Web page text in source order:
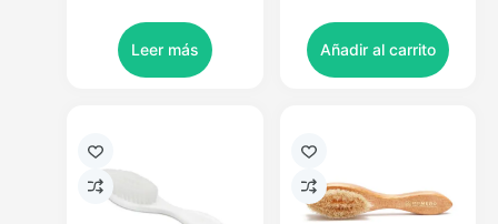
Leer más Añadir al carrito